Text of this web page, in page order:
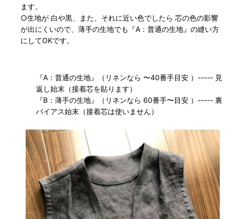
ます。
○生地が 白や黒、また、それに近い色でしたら 芯の色の影響
が出にくいので、薄手の生地でも『A：普通の生地』の縫い方
にしてOKです。
『A：普通の生地』（リネンなら 〜40番手目安 ）----- 見
返し始末（接着芯を貼ります）
『B：薄手の生地』（リネンなら 60番手〜目安 ）----- 裏
バイアス始末（接着芯は使いません）